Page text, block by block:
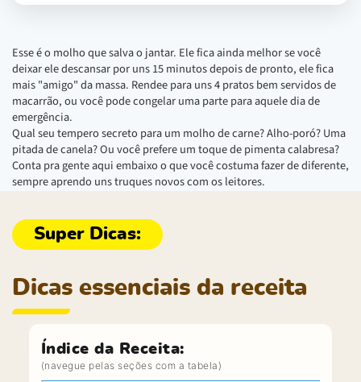
Esse é o molho que salva o jantar. Ele fica ainda melhor se você
deixar ele descansar por uns 15 minutos depois de pronto, ele fica
mais "amigo" da massa. Rendee para uns 4 pratos bem servidos de
macarrão, ou você pode congelar uma parte para aquele dia de
emergência.
Qual seu tempero secreto para um molho de carne? Alho-poró? Uma
pitada de canela? Ou você prefere um toque de pimenta calabresa?
Conta pra gente aqui embaixo o que você costuma fazer de diferente,
sempre aprendo uns truques novos com os leitores.
Dicas essenciais da receita
Índice da Receita: